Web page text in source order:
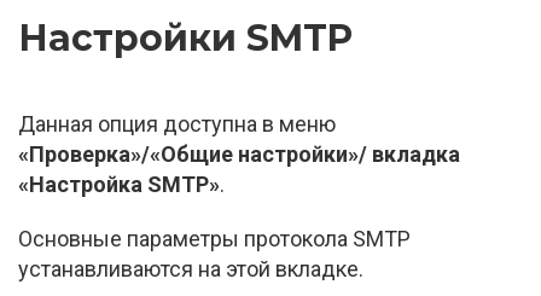
Настройки SMTP
Данная опция доступна в меню
«Проверка»/«Общие настройки»/ вкладка
«Настройка SMTP».
Основные параметры протокола SMTP
устанавливаются на этой вкладке.